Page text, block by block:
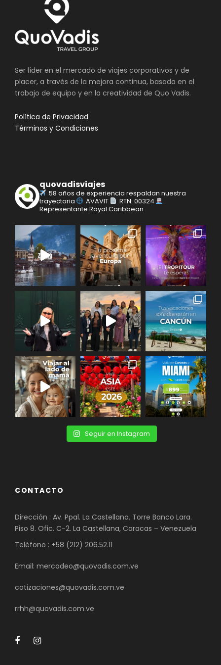
más antiguo de la ciudad
o Jardín de mandarín de Yuyuan.
o zona del Bund, el malecón con bellísimas vistas y
el río Huangpu.
o la zona conocida como Xintiandi, compuesta por
o Tianzifang, antigua zona residencial
Incluye
Traslados AER/HTL/AER
No Incluye
Boletos Aéreos internacionales.
Galeria
Ser líder en el mercado de viajes corporativos y de
placer, a través de la mejora continua, basada en el
trabajo de equipo y en la creatividad de Quo Vadis.
Política de Privacidad
Términos y Condiciones
quovadisviajes
58 años de experiencia respaldan nuestra
trayectoria
AVAVIT
RTN: 00324
Representante Royal Caribbean
Seguir en Instagram
CONTACTO
Dirección : Av. Ppal. La Castellana. Torre Banco Lara.
Piso 8. Ofic. C-2. La Castellana, Caracas – Venezuela
Teléfono : +58 (212) 206.52.11
Email: mercadeo@quovadis.com.ve
cotizaciones@quovadis.com.ve
rrhh@quovadis.com.ve